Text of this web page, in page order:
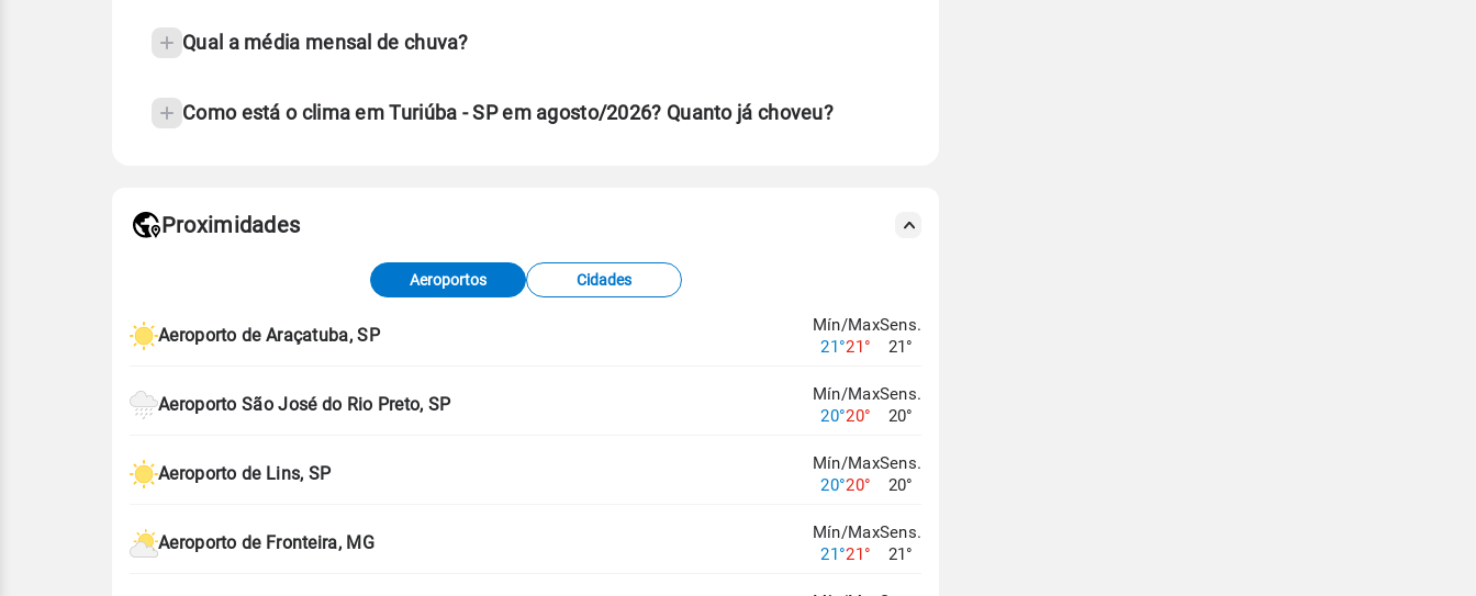
Qual a média mensal de chuva?
Como está o clima em Turiúba - SP em agosto/2026? Quanto já choveu?
de Tempo e Estudos Climáticos (CPTEC).
Proximidades
Aeroportos Cidades
Aeroporto de Araçatuba, SP
Mín/Max
21°21°
Sens.
21°
Aeroporto São José do Rio Preto, SP
Mín/Max
20°20°
Sens.
20°
Aeroporto de Lins, SP
Mín/Max
20°20°
Sens.
20°
Aeroporto de Fronteira, MG
Mín/Max
21°21°
Sens.
21°